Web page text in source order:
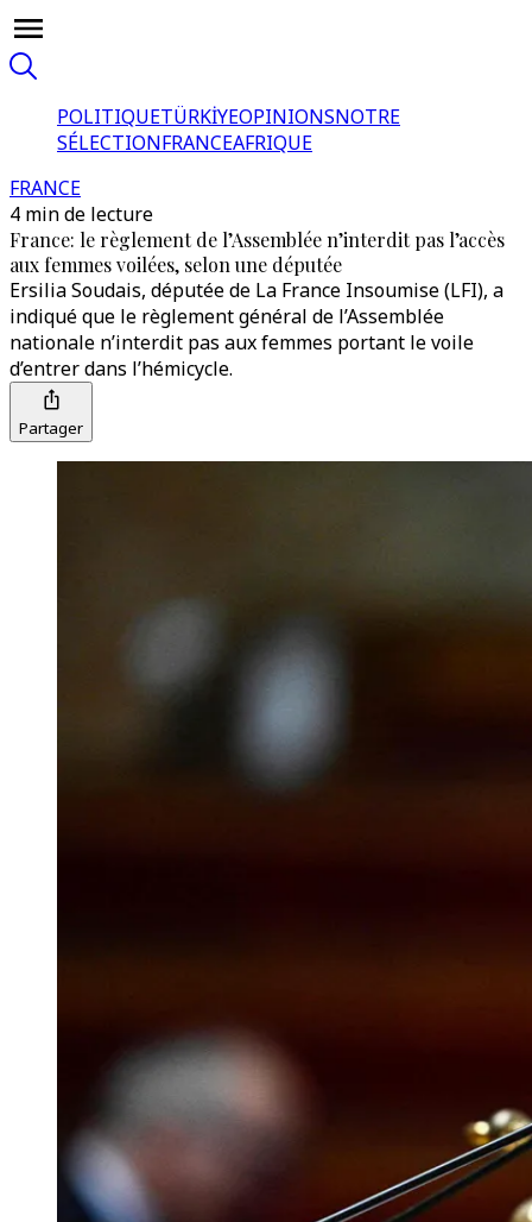
POLITIQUETÜRKİYEOPINIONSNOTRE
SÉLECTIONFRANCEAFRIQUE
FRANCE
4 min de lecture
France: le règlement de l’Assemblée n’interdit pas l’accès
aux femmes voilées, selon une députée
Ersilia Soudais, députée de La France Insoumise (LFI), a
indiqué que le règlement général de l’Assemblée
nationale n’interdit pas aux femmes portant le voile
d’entrer dans l’hémicycle.
Partager